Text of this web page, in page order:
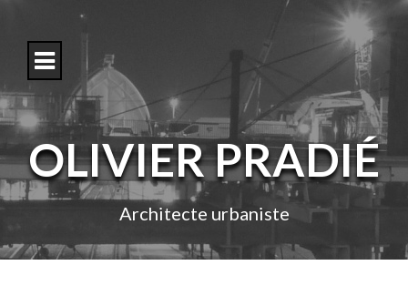
o
c
n
e
OLIVIER PRADIÉ
Architecte urbaniste